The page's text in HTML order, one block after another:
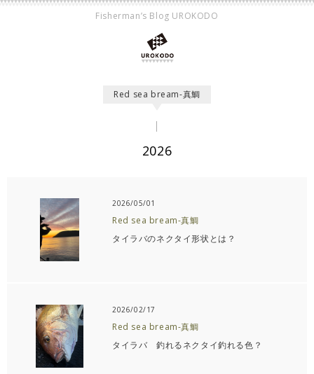
Fisherman’s Blog UROKODO
Red sea bream-真鯛
2026
2026/05/01
Red sea bream-真鯛
タイラバのネクタイ形状とは？
2026/02/17
Red sea bream-真鯛
タイラバ 釣れるネクタイ釣れる色？